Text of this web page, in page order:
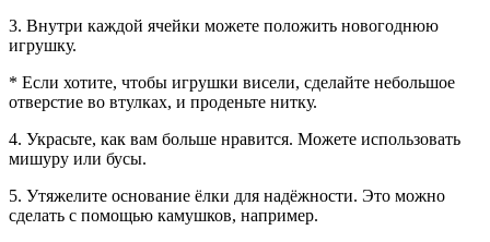
3. Внутри каждой ячейки можете положить новогоднюю
игрушку.
* Если хотите, чтобы игрушки висели, сделайте небольшое
отверстие во втулках, и проденьте нитку.
4. Украсьте, как вам больше нравится. Можете использовать
мишуру или бусы.
5. Утяжелите основание ёлки для надёжности. Это можно
сделать с помощью камушков, например.